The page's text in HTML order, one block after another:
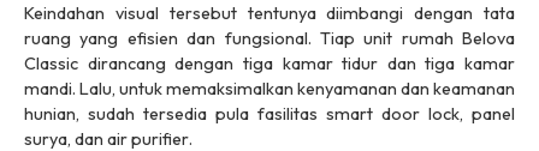
Keindahan visual tersebut tentunya diimbangi dengan tata
ruang yang efisien dan fungsional. Tiap unit rumah Belova
Classic dirancang dengan tiga kamar tidur dan tiga kamar
mandi. Lalu, untuk memaksimalkan kenyamanan dan keamanan
hunian, sudah tersedia pula fasilitas smart door lock, panel
surya, dan air purifier.